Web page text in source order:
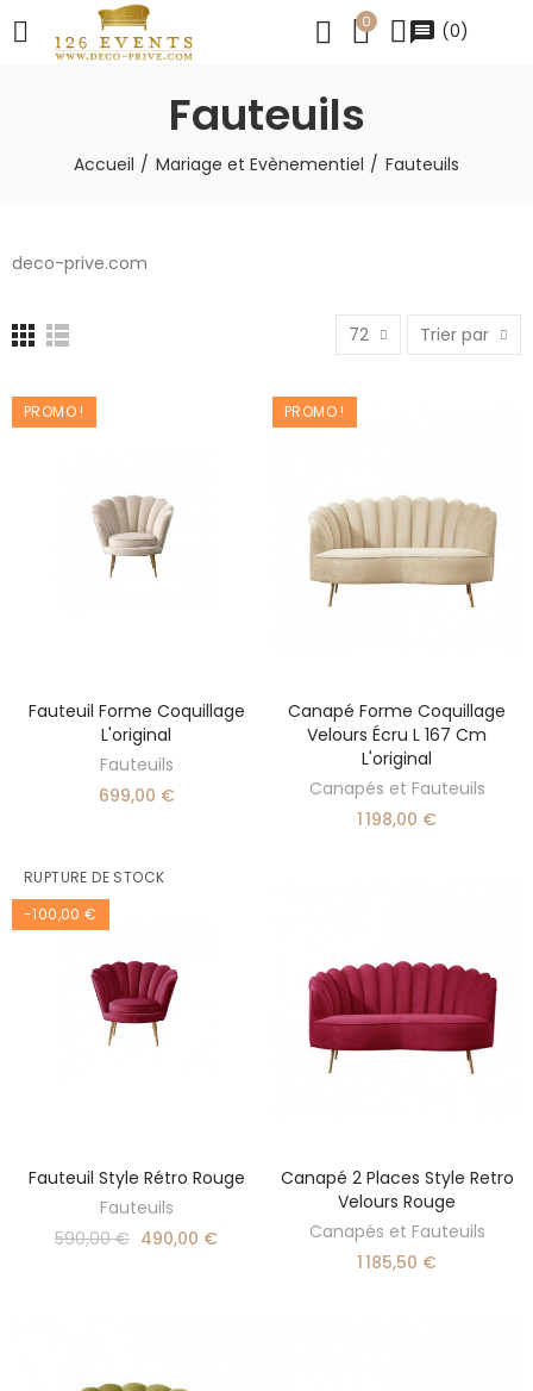
0 message (0)
Fauteuils
Accueil Mariage et Evènementiel Fauteuils
deco-prive.com
72 Trier par
PROMO !
AJOUTER AU PANIER
Fauteuil Forme Coquillage
L'original
Fauteuils
699,00 €
PROMO !
AJOUTER AU PANIER
Canapé Forme Coquillage
Velours Écru L 167 Cm
L'original
Canapés et Fauteuils
1 198,00 €
RUPTURE DE STOCK
-100,00 €
DÉCOUVRIR
Fauteuil Style Rétro Rouge
Fauteuils
590,00 € 490,00 €
AJOUTER AU PANIER
Canapé 2 Places Style Retro
Velours Rouge
Canapés et Fauteuils
1 185,50 €